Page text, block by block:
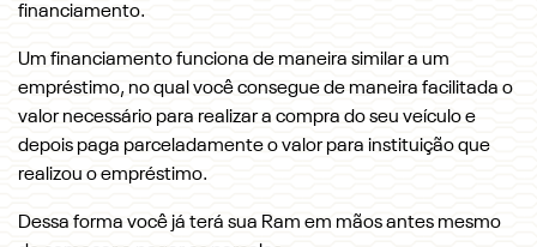
financiamento.
Um financiamento funciona de maneira similar a um
empréstimo, no qual você consegue de maneira facilitada o
valor necessário para realizar a compra do seu veículo e
depois paga parceladamente o valor para instituição que
realizou o empréstimo.
Dessa forma você já terá sua Ram em mãos antes mesmo